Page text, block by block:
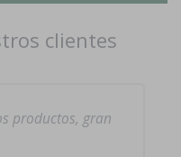
clientes
productos, gran